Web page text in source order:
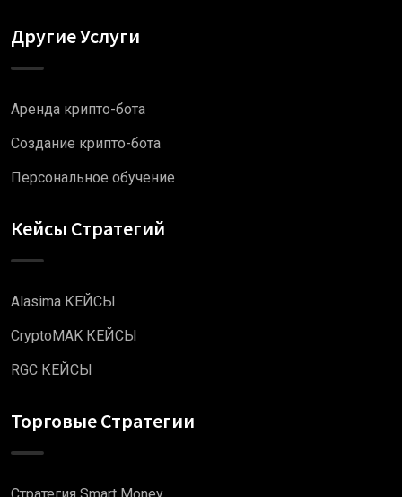
Другие Услуги
Аренда крипто-бота
Создание крипто-бота
Персональное обучение
Кейсы Стратегий
Alasima КЕЙСЫ
CryptoMAK КЕЙСЫ
RGC КЕЙСЫ
Торговые Стратегии
Стратегия Smart Money